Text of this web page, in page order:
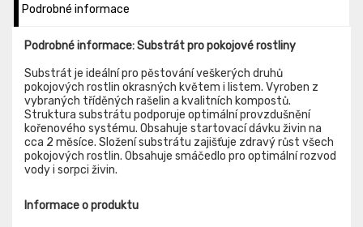
Podrobné informace
Podrobné informace: Substrát pro pokojové rostliny
Substrát je ideální pro pěstování veškerých druhů
pokojových rostlin okrasných květem i listem. Vyroben z
vybraných tříděných rašelin a kvalitních kompostů.
Struktura substrátu podporuje optimální provzdušnění
kořenového systému. Obsahuje startovací dávku živin na
cca 2 měsíce. Složení substrátu zajišťuje zdravý růst všech
pokojových rostlin. Obsahuje smáčedlo pro optimální rozvod
vody i sorpci živin.
Informace o produktu